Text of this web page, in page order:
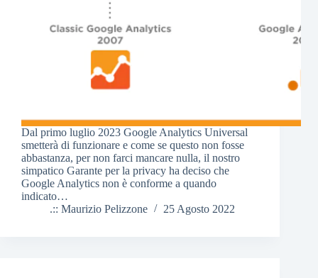
Dal primo luglio 2023 Google Analytics Universal
smetterà di funzionare e come se questo non fosse
abbastanza, per non farci mancare nulla, il nostro
simpatico Garante per la privacy ha deciso che
Google Analytics non è conforme a quando
indicato…
.:: Maurizio Pelizzone
25 Agosto 2022